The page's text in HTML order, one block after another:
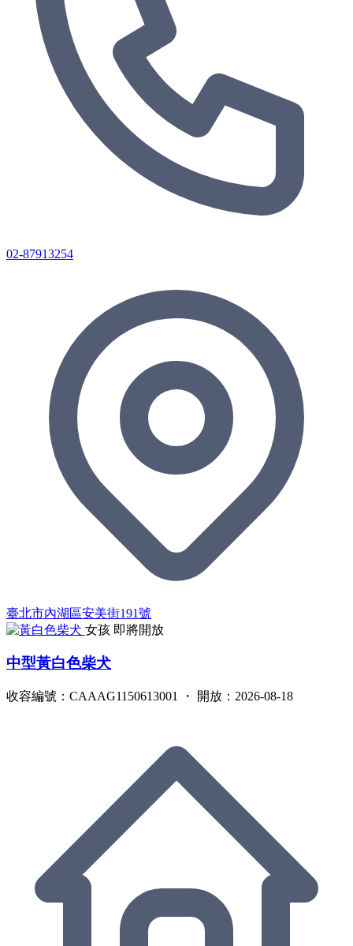
02-87913254
臺北市內湖區安美街191號
女孩 即將開放
中型黃白色柴犬
收容編號：CAAAG1150613001 ・ 開放：2026-08-18